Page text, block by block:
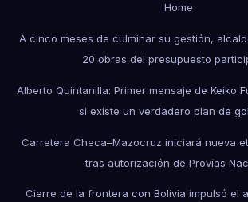
Home
A cinco meses de culminar su gestión,
20 obras del presupuesto
Alberto Quintanilla: Primer mensaje de Keiko
si existe un verdadero plan de
Carretera Checa–Mazocruz iniciará nueva
tras autorización de Provías
Cierre de la frontera con Bolivia impulsó el